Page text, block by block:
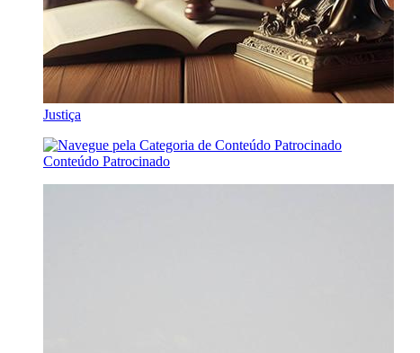
Justiça
Conteúdo Patrocinado